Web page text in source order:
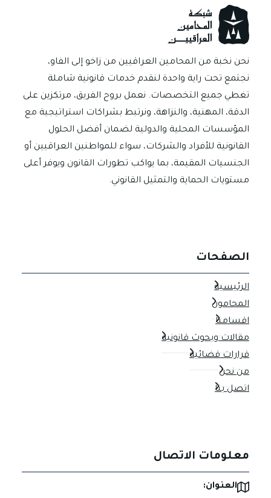
دليل
قانوني
شامل
لعام
2025
نحن نخبة من المحامين العراقيين من زاخو إلى الفاو،
نجتمع تحت راية واحدة لنقدم خدمات قانونية شاملة
تغطي جميع التخصصات. نعمل بروح الفريق، مرتكزين على
الدقة، المهنية، والنزاهة، ونرتبط بشراكات استراتيجية مع
المؤسسات المحلية والدولية لضمان أفضل الحلول
القانونية للأفراد والشركات، سواء للمواطنين العراقيين أو
الجنسيات المقيمة، بما يواكب تطورات القانون ويوفر أعلى
مستويات الحماية والتمثيل القانوني.
الصفحات
الرئيسية
المحامون
اقسامنا
مقالات وبحوث قانونية
قرارات قضائية
من نحن
اتصل بنا
معلومات الاتصال
العنوان: